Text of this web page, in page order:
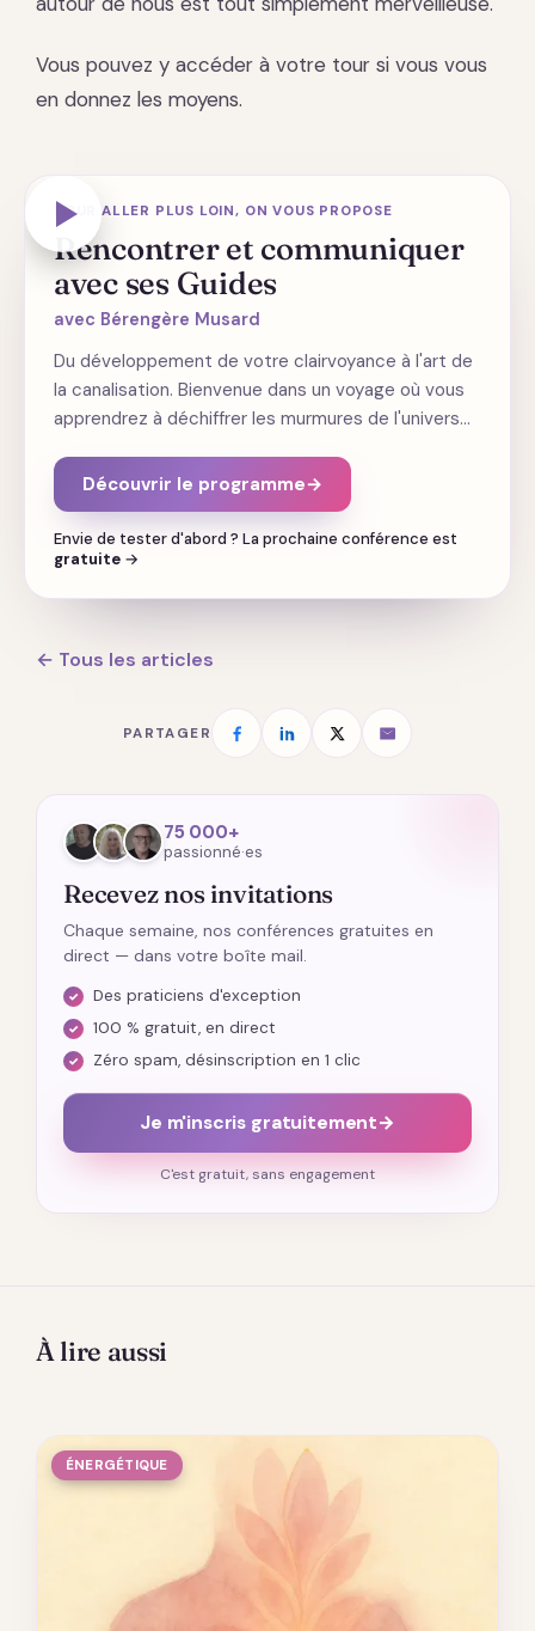
PARTAGER
Vous pouvez y accéder à votre tour si vous vous
en donnez les moyens.
POUR ALLER PLUS LOIN, ON VOUS PROPOSE
Rencontrer et communiquer
avec ses Guides
avec Bérengère Musard
Du développement de votre clairvoyance à l'art de
la canalisation. Bienvenue dans un voyage où vous
apprendrez à déchiffrer les murmures de l'univers…
Découvrir le programme→
Envie de tester d'abord ? La prochaine conférence est
gratuite →
← Tous les articles
75 000+
passionné·es
Recevez nos invitations
Chaque semaine, nos conférences gratuites en
direct — dans votre boîte mail.
Des praticiens d'exception
100 % gratuit, en direct
Zéro spam, désinscription en 1 clic
Je m'inscris gratuitement→
C'est gratuit, sans engagement
À lire aussi
ÉNERGÉTIQUE